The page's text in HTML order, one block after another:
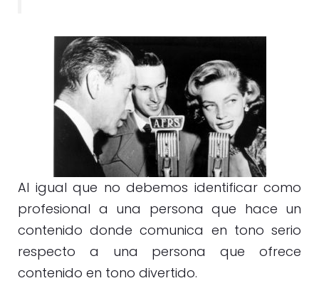
Al igual que no debemos identificar como
profesional a una persona que hace un
contenido donde comunica en tono serio
respecto a una persona que ofrece
contenido en tono divertido.